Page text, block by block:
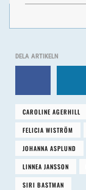
GDYB: 8,10
GDK: 8,00
Senior: 8,20
DELA ARTIKELN
CAROLINE AGERHILL
FELICIA WISTRÖM
JOHANNA ASPLUND
LINNEA JANSSON
SIRI BASTMAN